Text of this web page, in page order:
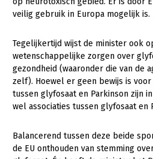
Geitenhouderij
Konijnenhouderij
Melkveehouderij
Paardenhouderij
Schapenhouderij
Akkerbouw
Bollenteelt
Bomen, vaste planten en
Fruitteelt
Paddenstoelen
veilig gebruik in Europa mogelijk is.
Tegelijkertijd wijst de minister ook
wetenschappelijke zorgen over
gezondheid (waaronder die van de
zelf). Hoewel er geen bewijs is voor
tussen glyfosaat en Parkinson zijn
wel associaties tussen glyfosaat en
Balancerend tussen deze beide
de EU onthouden van stemming